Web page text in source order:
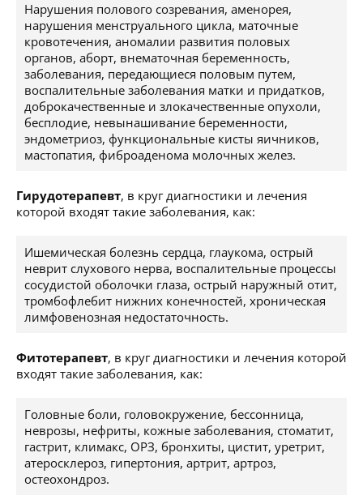
Нарушения полового созревания, аменорея,
нарушения менструального цикла, маточные
кровотечения, аномалии развития половых
органов, аборт, внематочная беременность,
заболевания, передающиеся половым путем,
воспалительные заболевания матки и придатков,
доброкачественные и злокачественные опухоли,
бесплодие, невынашивание беременности,
эндометриоз, функциональные кисты яичников,
мастопатия, фиброаденома молочных желез.
Гирудотерапевт, в круг диагностики и лечения
которой входят такие заболевания, как:
Ишемическая болезнь сердца, глаукома, острый
неврит слухового нерва, воспалительные процессы
сосудистой оболочки глаза, острый наружный отит,
тромбофлебит нижних конечностей, хроническая
лимфовенозная недостаточность.
Фитотерапевт, в круг диагностики и лечения которой
входят такие заболевания, как:
Головные боли, головокружение, бессонница,
неврозы, нефриты, кожные заболевания, стоматит,
гастрит, климакс, ОРЗ, бронхиты, цистит, уретрит,
атеросклероз, гипертония, артрит, артроз,
остеохондроз.